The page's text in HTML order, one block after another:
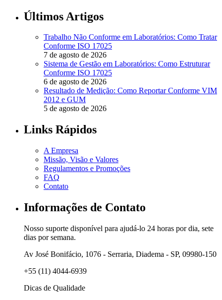
Últimos Artigos
Trabalho Não Conforme em Laboratórios: Como Tratar
Conforme ISO 17025
7 de agosto de 2026
Sistema de Gestão em Laboratórios: Como Estruturar
Conforme ISO 17025
6 de agosto de 2026
Resultado de Medição: Como Reportar Conforme VIM
2012 e GUM
5 de agosto de 2026
Links Rápidos
A Empresa
Missão, Visão e Valores
Regulamentos e Promoções
FAQ
Contato
Informações de Contato
Nosso suporte disponível para ajudá-lo 24 horas por dia, sete
dias por semana.
Av José Bonifácio, 1076 - Serraria, Diadema - SP, 09980-150
+55 (11) 4044-6939
Dicas de Qualidade